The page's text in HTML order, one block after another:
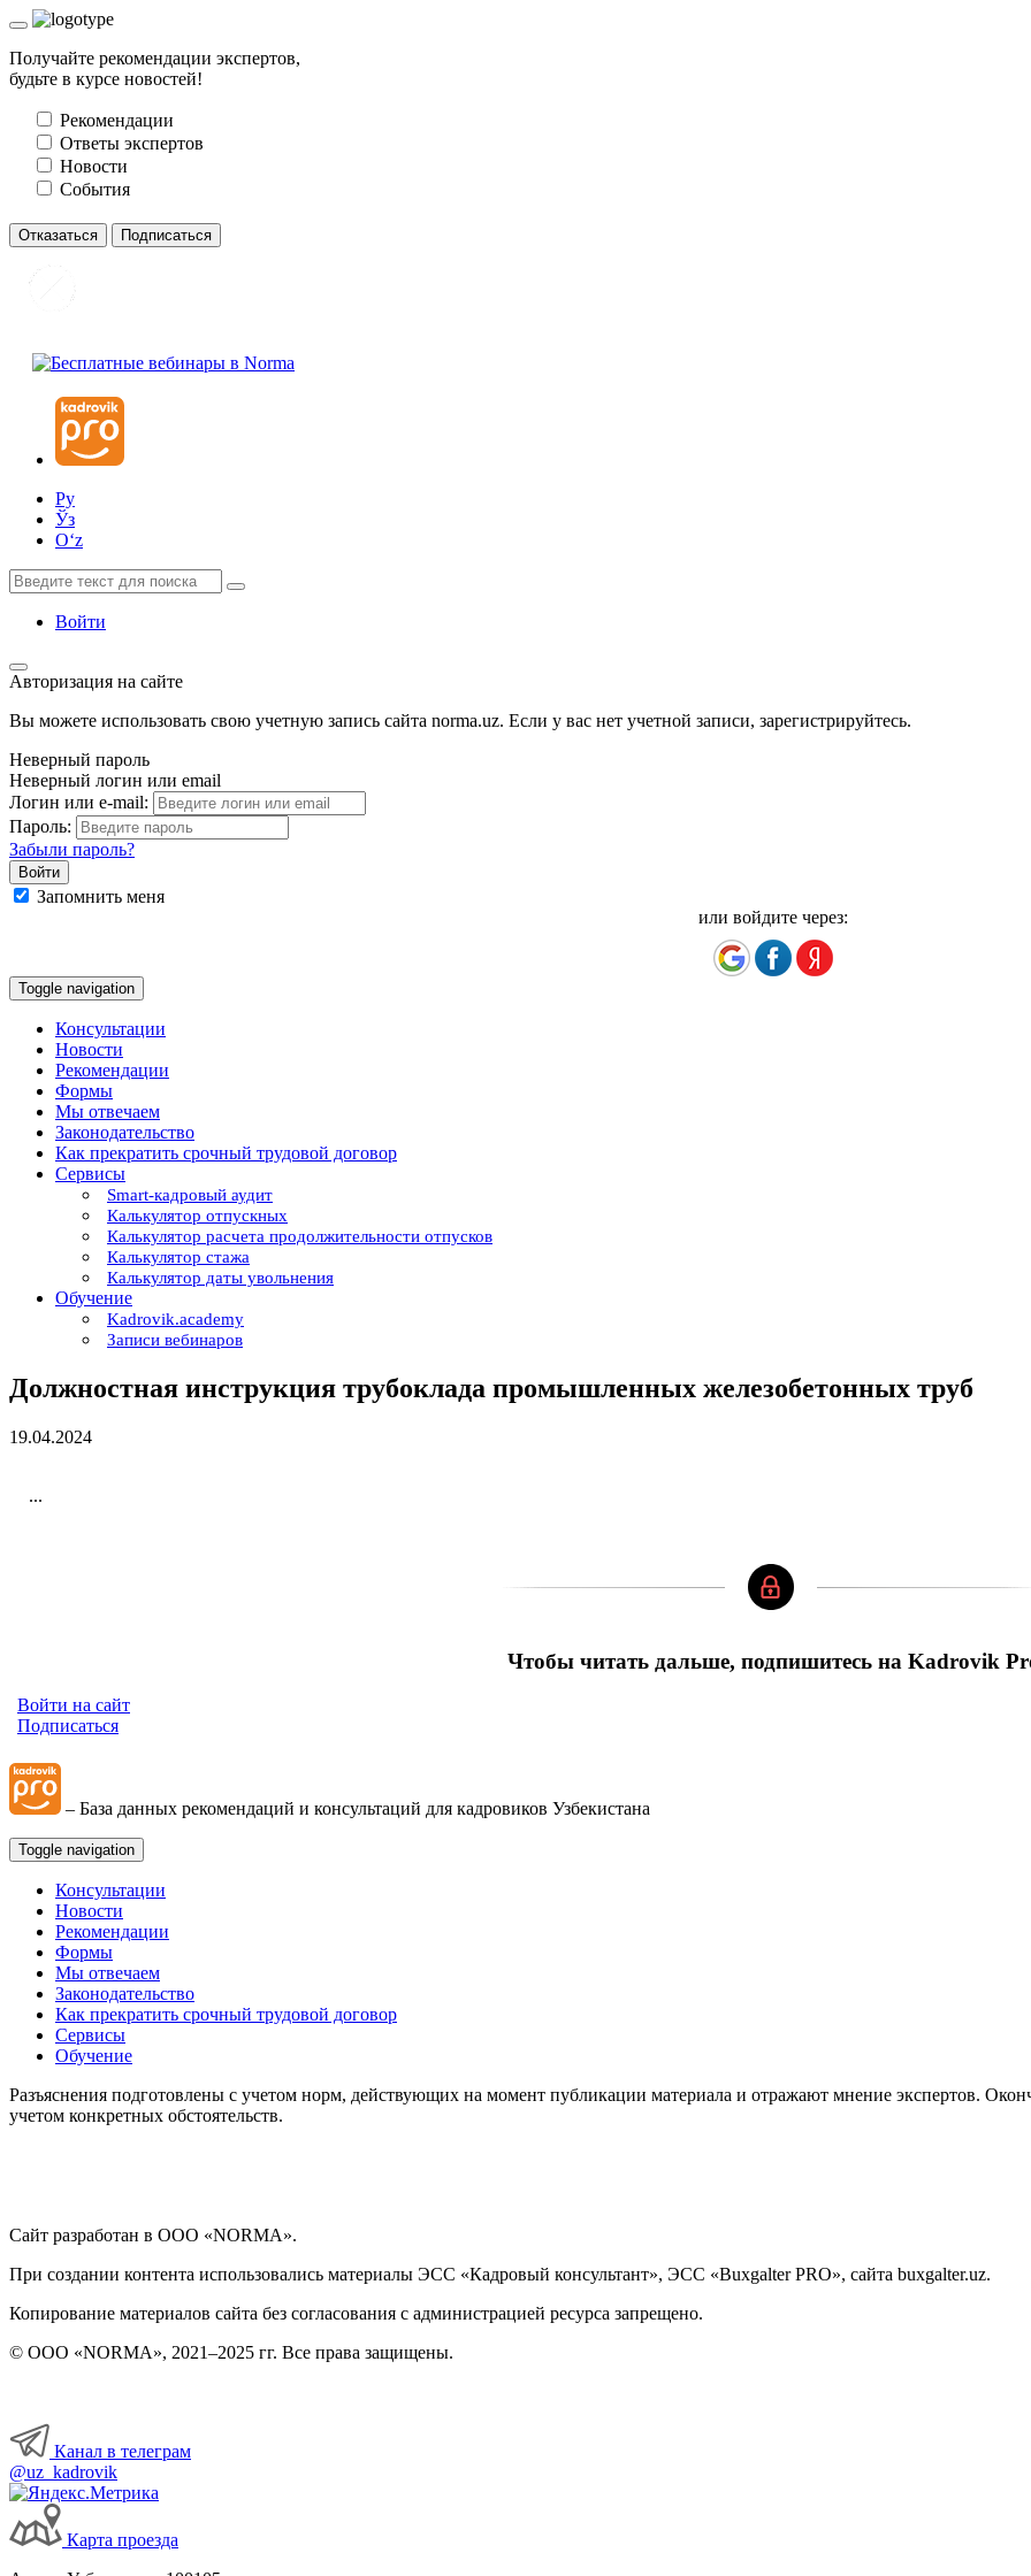
Получайте рекомендации экспертов,
будьте в курсе новостей!
Рекомендации
Ответы экспертов
Новости
События
Отказаться Подписаться
Ру
Ўз
Oʻz
Войти
Авторизация на сайте
Вы можете использовать свою учетную запись сайта norma.uz. Если у вас нет учетной записи, зарегистрируйтесь.
Неверный пароль
Неверный логин или email
Логин или e-mail:
Пароль:
Забыли пароль?
Запомнить меня
или войдите через:
Toggle navigation
Консультации
Новости
Рекомендации
Формы
Мы отвечаем
Законодательство
Как прекратить срочный трудовой договор
Сервисы
Smart-кадровый аудит
Калькулятор отпускных
Калькулятор расчета продолжительности отпусков
Калькулятор стажа
Калькулятор даты увольнения
Обучение
Kadrovik.academy
Записи вебинаров
Должностная инструкция трубоклада промышленных железобетонных труб
19.04.2024
...
Чтобы читать дальше, подпишитесь на Kadrovik
Войти на сайт
Подписаться
– База данных рекомендаций и консультаций для кадровиков Узбекистана
Toggle navigation
Консультации
Новости
Рекомендации
Формы
Мы отвечаем
Законодательство
Как прекратить срочный трудовой договор
Сервисы
Обучение
Разъяснения подготовлены с учетом норм, действующих на момент публикации материала и отражают мнение экспертов.
учетом конкретных обстоятельств.
Сайт разработан в ООО «NORMA».
При создании контента использовались материалы ЭСС «Кадровый консультант», ЭСС «Buxgalter PRO», сайта buxgalter.uz.
Копирование материалов сайта без согласования с администрацией ресурса запрещено.
© ООО «NORMA», 2021–2025 гг. Все права защищены.
Канал в телеграм
@uz_kadrovik
Карта проезда